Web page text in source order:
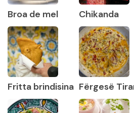
Broa de mel Chikanda
Fritta brindisina Fërgesë